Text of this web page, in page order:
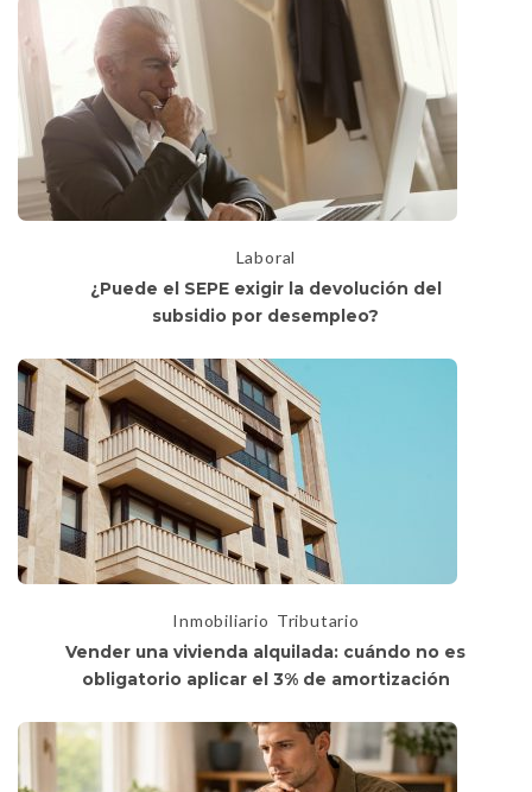
Laboral
¿Puede el SEPE exigir la devolución del
subsidio por desempleo?
Inmobiliario Tributario
Vender una vivienda alquilada: cuándo no es
obligatorio aplicar el 3% de amortización